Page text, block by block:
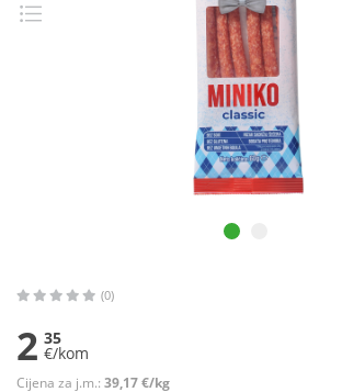
(0)
2 35
€/kom
Cijena za j.m.: 39,17 €/kg